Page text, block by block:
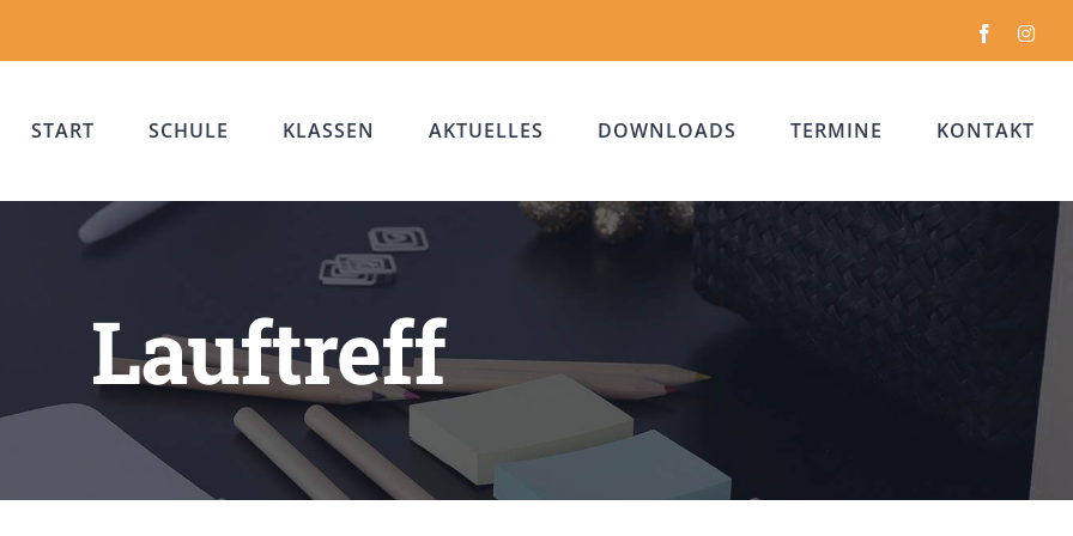
Facebook
START SCHULE KLASSEN AKTUELLES DOWNLOADS TERMINE KONTAKT
Lauftreff